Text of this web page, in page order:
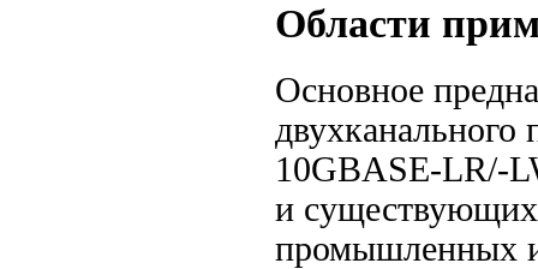
Области
Основное
двухканального
10GBASE-LR/-
и
промышленных